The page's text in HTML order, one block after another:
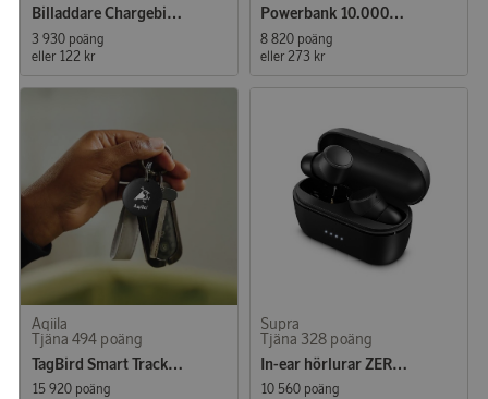
Billaddare Chargebird CC2
3 930 poäng
eller 122 kr
Powerbank 10.000mAh 20W
8 820 poäng
eller 273 kr
Aqiila
Tjäna 494 poäng
TagBird Smart Tracker iOS & Andriod 4-P
15 920 poäng
Supra
Tjäna 328 poäng
In-ear hörlurar ZERO-TX Black
10 560 poäng